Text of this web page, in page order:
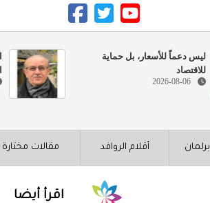
ليس دعماً للأسعار، بل حماية
للاقتصاد
2026-08-06
برلمان أقلام الروافد مقالات مختارة
اقرأ أيضا